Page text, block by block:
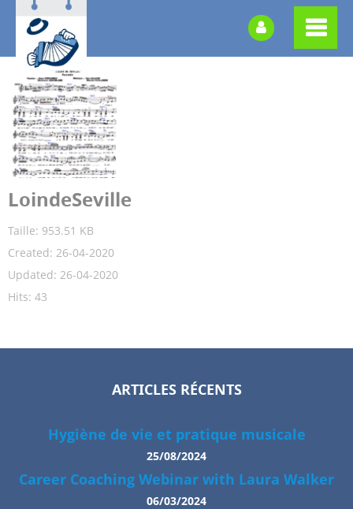
LoindeSeville
Taille: 953.51 KB
Created: 26-04-2020
Updated: 26-04-2020
Hits: 43
ARTICLES RÉCENTS
Hygiène de vie et pratique musicale
25/08/2024
Career Coaching Webinar with Laura Walker
06/03/2024